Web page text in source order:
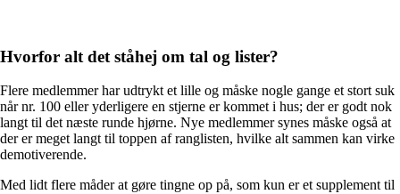
Hvorfor alt det ståhej om tal og lister?
Flere medlemmer har udtrykt et lille og måske nogle gange et stort suk
når nr. 100 eller yderligere en stjerne er kommet i hus; der er godt nok
langt til det næste runde hjørne. Nye medlemmer synes måske også at
der er meget langt til toppen af ranglisten, hvilke alt sammen kan virke
demotiverende.
Med lidt flere måder at gøre tingne op på, som kun er et supplement til